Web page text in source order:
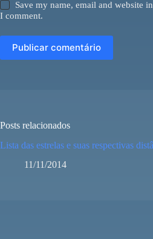
Save my name, email and website
I comment.
Publicar comentário
Posts relacionados
Lista das estrelas e suas respectivas
11/11/2014